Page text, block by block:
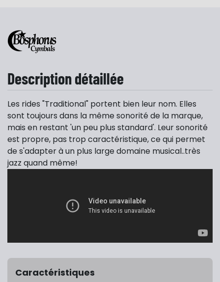
Description détaillée
Les rides "Traditional" portent bien leur nom. Elles
sont toujours dans la même sonorité de la marque,
mais en restant 'un peu plus standard'. Leur sonorité
est propre, pas trop caractéristique, ce qui permet
de s'adapter à un plus large domaine musical..très
jazz quand même!
Caractéristiques